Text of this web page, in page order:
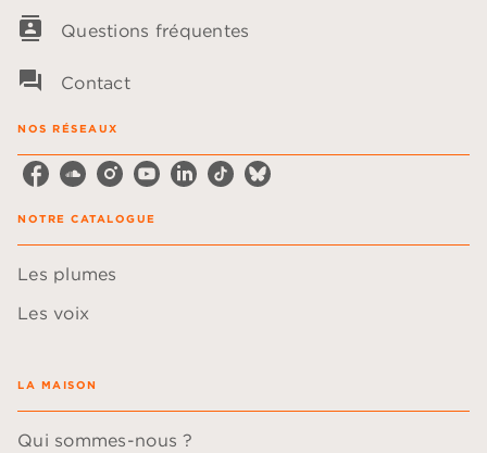
contacts Questions fréquentes
question_answer Contact
NOS RÉSEAUX
NOTRE CATALOGUE
Les plumes
Les voix
LA MAISON
Qui sommes-nous ?